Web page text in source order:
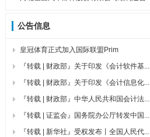
公告信息
皇冠体育正式加入国际联盟Prim
『转载 | 财政部』关于印发《会计软件基...
『转载 | 财政部』关于印发《会计信息化...
『转载 | 财政部』中华人民共和国会计法...
『转载 | 证监会』国务院办公厅转发中国...
『转载 | 新华社』受权发布丨全国人民代...